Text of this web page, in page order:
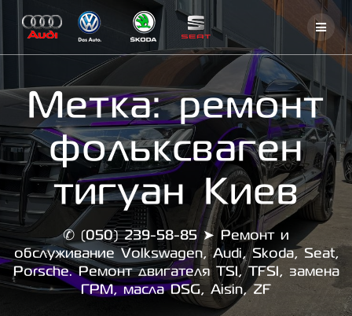
Skip
to
content
Метка:ремонт
фольксваген
тигуан Киев
✆ (050) 239-58-85 ➤ Ремонт и
обслуживание Volkswagen, Audi, Skoda, Seat,
Porsche. Ремонт двигателя TSI, TFSI, замена
ГРМ, масла DSG, Aisin, ZF